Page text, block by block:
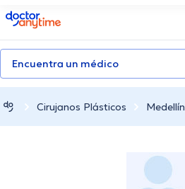
doctoranytime
Encuentra un médico
Cirujanos Plásticos Medellín